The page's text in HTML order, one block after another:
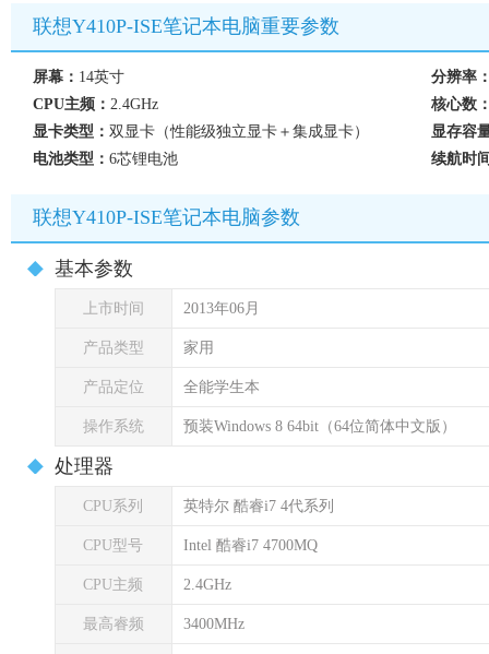
联想Y410P-ISE笔记本电脑重要参数
屏幕： 14英寸
分辨率
CPU主频： 2.4GHz
核心数
显卡类型： 双显卡（性能级独立显卡＋集成显卡）
显存容
电池类型： 6芯锂电池 续航时
联想Y410P-ISE笔记本电脑参数
基本参数
上市时间 2013年06月
产品类型 家用
产品定位 全能学生本
操作系统 预装Windows 8 64bit（64位简体中文版）
处理器
CPU系列 英特尔 酷睿i7 4代系列
CPU型号 Intel 酷睿i7 4700MQ
CPU主频 2.4GHz
最高睿频 3400MHz